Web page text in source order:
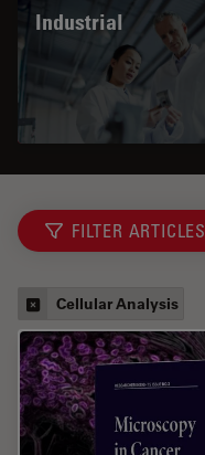
Industrial
FILTER ARTICLES
Cellular Analysis